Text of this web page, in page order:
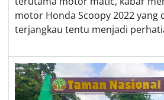
motor Honda Scoopy 2022 yang
terjangkau tentu menjadi